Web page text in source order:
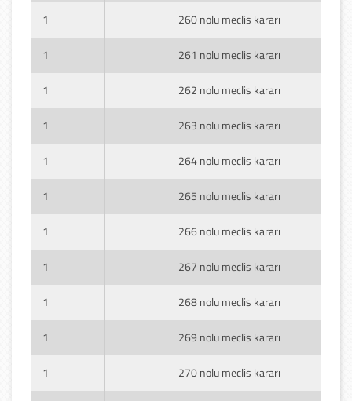
1 260 nolu meclis kararı
1 261 nolu meclis kararı
1 262 nolu meclis kararı
1 263 nolu meclis kararı
1 264 nolu meclis kararı
1 265 nolu meclis kararı
1 266 nolu meclis kararı
1 267 nolu meclis kararı
1 268 nolu meclis kararı
1 269 nolu meclis kararı
1 270 nolu meclis kararı